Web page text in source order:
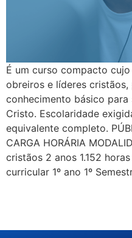
É um curso compacto
obreiros e líderes
conhecimento básico
Cristo. Escolaridade
equivalente completo.
CARGA HORÁRIA
cristãos 2 anos 1.152
curricular 1º ano 1º